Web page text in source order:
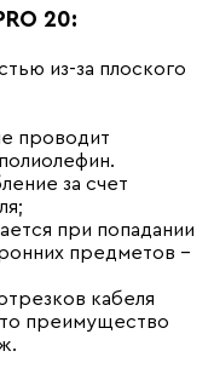
20:
из-за плоского
проводит
за счет
при попадании
предметов –
кабеля
преимущество